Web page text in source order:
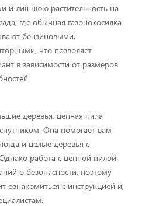
и лишнюю растительность на
где обычная газонокосилка
бензиновыми,
что позволяет
в зависимости от размеров
деревья, цепная пила
Она помогает вам
и целые деревья с
работа с цепной пилой
о безопасности, поэтому
ознакомиться с инструкцией и,